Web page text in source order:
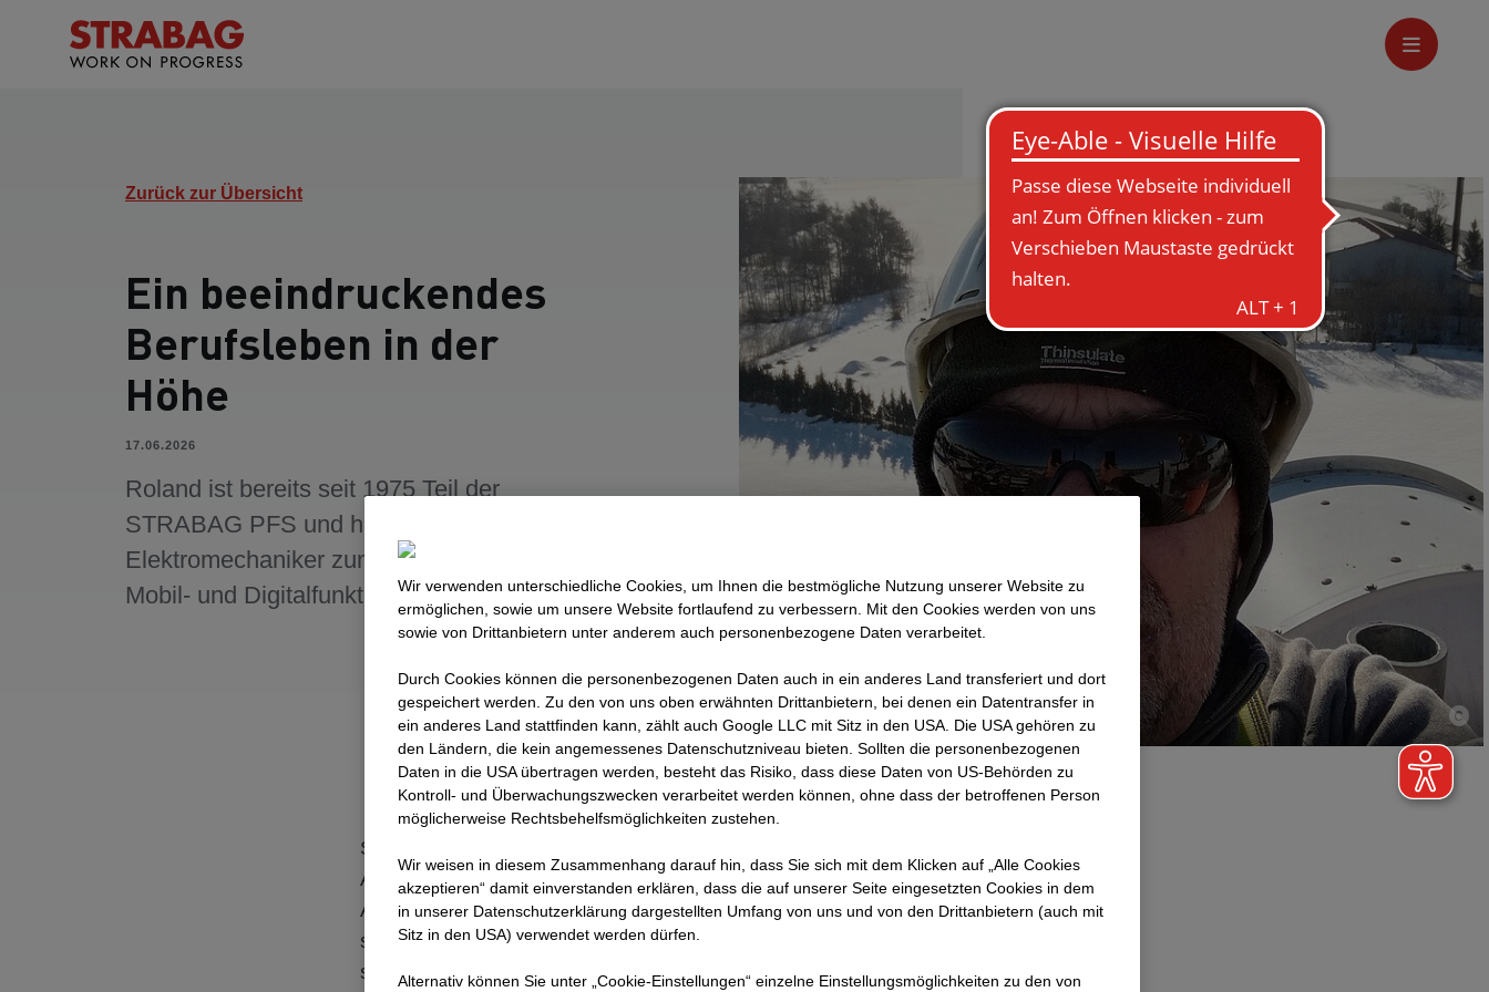
Zurück zur Übersicht
Ein beeindruckendes
Berufsleben in der
Höhe
17.06.2026
Roland ist bereits seit 1975 Teil der
STRABAG PFS und hat sich vom
Elektromechaniker zum Spezialisten für
Mobil- und Digitalfunktechnik entwickelt.
Sein Weg zeigt, wie sehr Leidenschaft, Teamgeist und Technikbegeisterung ein
Arbeitsleben prägen können. Auch mit Rentenanspruch denkt Roland nicht ans
Aufhören. Seit 50 Jahren arbeitet er in luftiger Höhe, trotzt Wind und Wetter und sieht
seinen Job nicht nur als Beruf, sondern als Berufung. Im Interview erzählt er von
seinem Werdegang, dem Wandel seiner Arbeit und der Bedeutung eines starken
Wir verwenden unterschiedliche Cookies, um Ihnen die best­mögliche Nutzung unserer Website zu
ermöglichen, sowie um unsere Website fortlaufend zu verbessern. Mit den Cookies werden von uns
sowie von Drittanbietern unter anderem auch personenbezogene Daten verarbeitet.
Durch Cookies können die personenbezogenen Daten auch in ein anderes Land transferiert und dort
gespeichert werden. Zu den von uns oben erwähnten Drittanbietern, bei denen ein Datentransfer in
ein anderes Land stattfinden kann, zählt auch Google LLC mit Sitz in den USA. Die USA gehören zu
den Ländern, die kein angemessenes Datenschutzniveau bieten. Sollten die personenbezogenen
Daten in die USA übertragen werden, besteht das Risiko, dass diese Daten von US-Behörden zu
Kontroll- und Überwachungszwecken verarbeitet werden können, ohne dass der betroffenen Person
möglicherweise Rechtsbehelfsmöglichkeiten zustehen.
Wir weisen in diesem Zusammenhang darauf hin, dass Sie sich mit dem Klicken auf „Alle Cookies
akzeptieren“ damit ein­ver­standen erklären, dass die auf unserer Seite eingesetzten Cookies in dem
in unserer Datenschutzerklärung dargestellten Umfang von uns und von den Drittanbietern (auch mit
Sitz in den USA) verwendet werden dürfen.
Alternativ können Sie unter „Cookie-Einstellungen“ einzelne Einstellungsmöglichkeiten zu den von